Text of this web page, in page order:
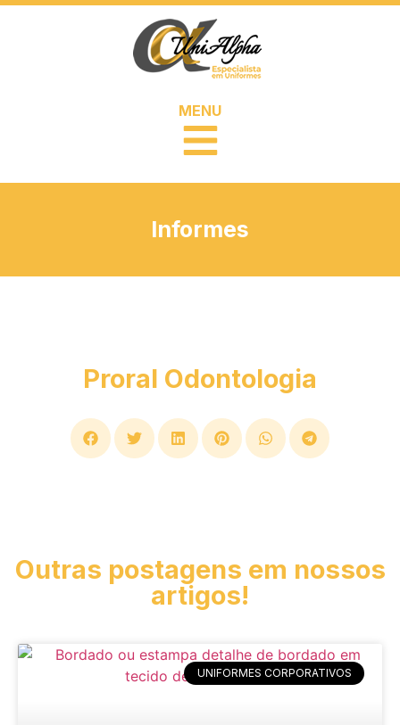
MENU
Informes
Proral Odontologia
Outras postagens em nossos
artigos!
UNIFORMES CORPORATIVOS